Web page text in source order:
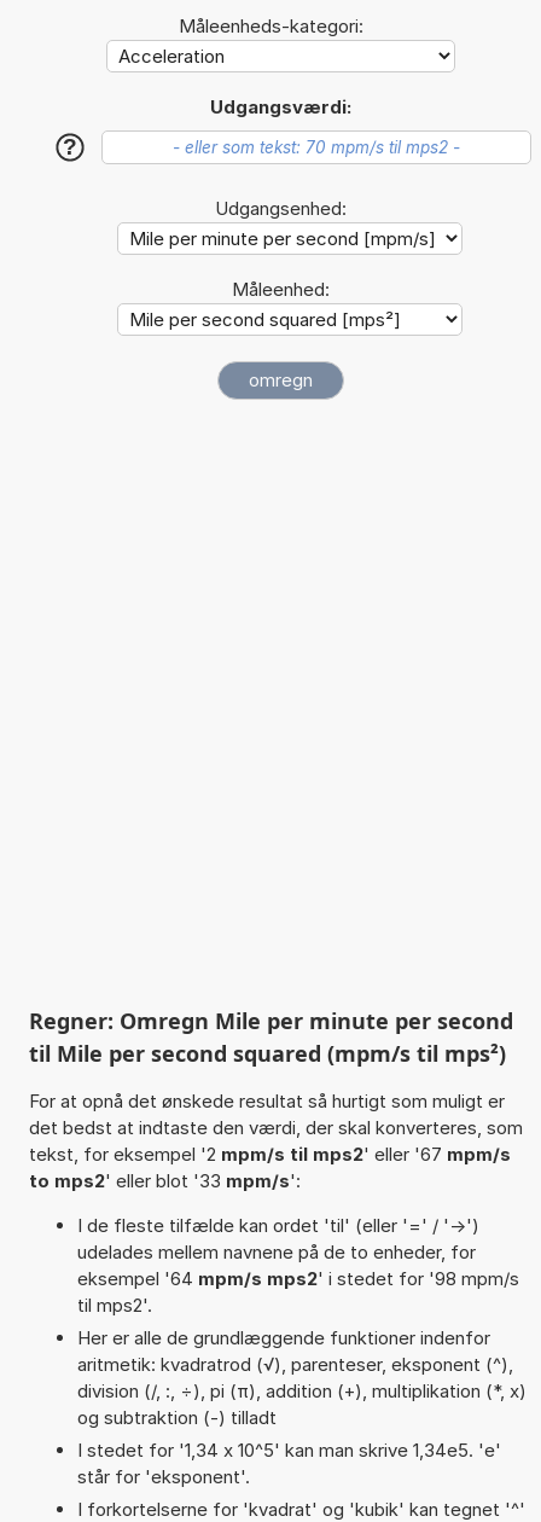
Måleenheds-kategori:
Udgangsværdi:
?
Udgangsenhed:
Måleenhed:
Regner: Omregn Mile per minute per second
til Mile per second squared (mpm/s til mps²)
For at opnå det ønskede resultat så hurtigt som muligt er
det bedst at indtaste den værdi, der skal konverteres, som
tekst, for eksempel '2 mpm/s til mps2' eller '67 mpm/s
to mps2' eller blot '33 mpm/s':
I de fleste tilfælde kan ordet 'til' (eller '=' / '->')
udelades mellem navnene på de to enheder, for
eksempel '64 mpm/s mps2' i stedet for '98 mpm/s
til mps2'.
Her er alle de grundlæggende funktioner indenfor
aritmetik: kvadratrod (√), parenteser, eksponent (^),
division (/, :, ÷), pi (π), addition (+), multiplikation (*, x)
og subtraktion (-) tilladt
I stedet for '1,34 x 10^5' kan man skrive 1,34e5. 'e'
står for 'eksponent'.
I forkortelserne for 'kvadrat' og 'kubik' kan tegnet '^'